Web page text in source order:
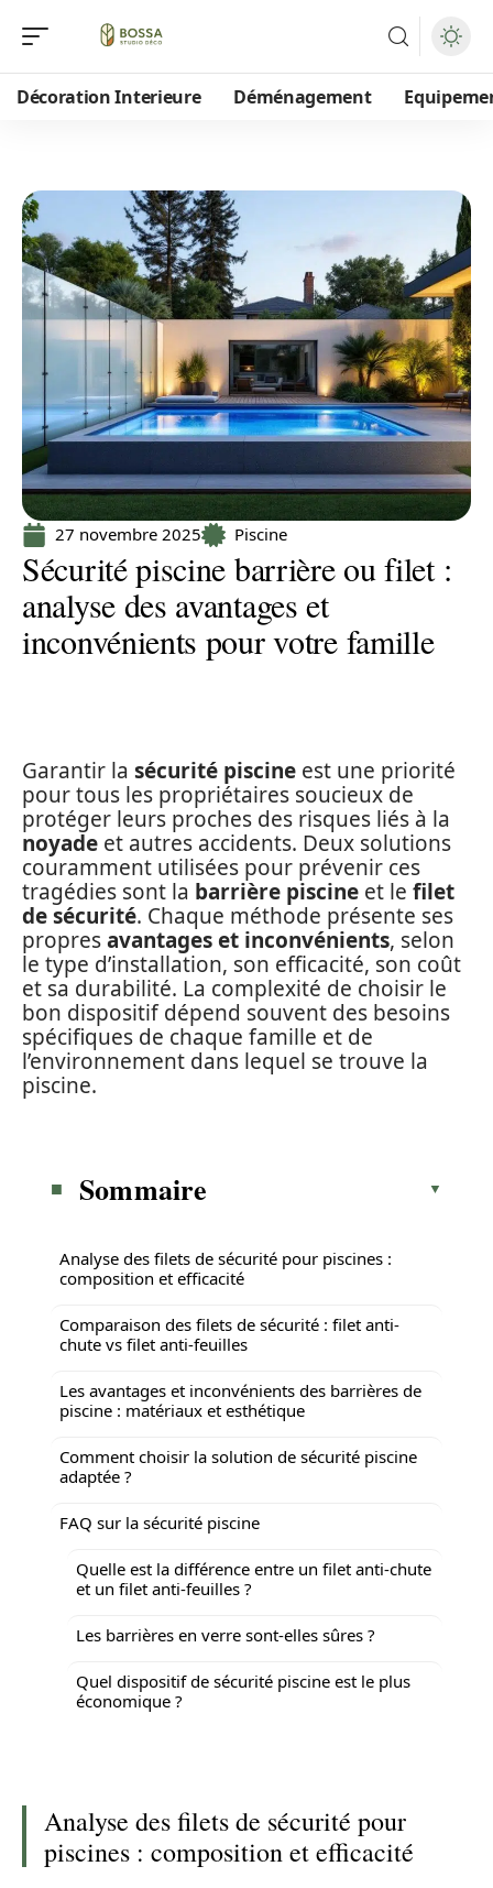
Décoration Interieure Déménagement
27 novembre 2025 Piscine
Sécurité piscine barrière ou filet :
analyse des avantages et
inconvénients pour votre famille
Garantir la sécurité piscine est une priorité
pour tous les propriétaires soucieux de
protéger leurs proches des risques liés à la
noyade et autres accidents. Deux solutions
couramment utilisées pour prévenir ces
tragédies sont la barrière piscine et le filet
de sécurité. Chaque méthode présente ses
propresavantages et inconvénients, selon
le type d’installation, son efficacité, son coût
et sa durabilité. La complexité de choisir le
bon dispositif dépend souvent des besoins
spécifiques de chaque famille et de
l’environnement dans lequel se trouve la
piscine.
Sommaire
Analyse des filets de sécurité pour piscines :
composition et efficacité
Comparaison des filets de sécurité : filet anti-
chute vs filet anti-feuilles
Les avantages et inconvénients des barrières de
piscine : matériaux et esthétique
Comment choisir la solution de sécurité piscine
adaptée ?
FAQ sur la sécurité piscine
Quelle est la différence entre un filet anti-chute
et un filet anti-feuilles ?
Les barrières en verre sont-elles sûres ?
Quel dispositif de sécurité piscine est le plus
économique ?
Analyse des filets de sécurité pour
piscines : composition et efficacité